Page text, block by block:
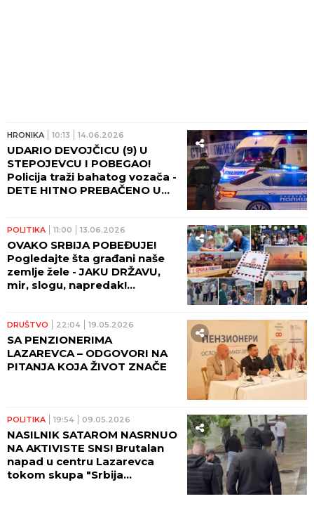
HRONIKA 10:13 14.06.2026
UDARIO DEVOJČICU (9) U
STEPOJEVCU I POBEGAO!
Policija traži bahatog vozača -
DETE HITNO PREBAČENO U
POLITIKA 11:00 13.06.2026
OVAKO SRBIJA POBEĐUJE!
Pogledajte šta građani naše
zemlje žele - JAKU DRŽAVU,
mir, slogu, napredak!
DRUŠTVO 22:04 19.05.2026
SA PENZIONERIMA
LAZAREVCA – ODGOVORI NA
PITANJA KOJA ŽIVOT ZNAČE
POLITIKA 19:54 09.05.2026
NASILNIK SATAROM NASRNUO
NA AKTIVISTE SNS! Brutalan
napad u centru Lazarevca
tokom skupa "Srbija